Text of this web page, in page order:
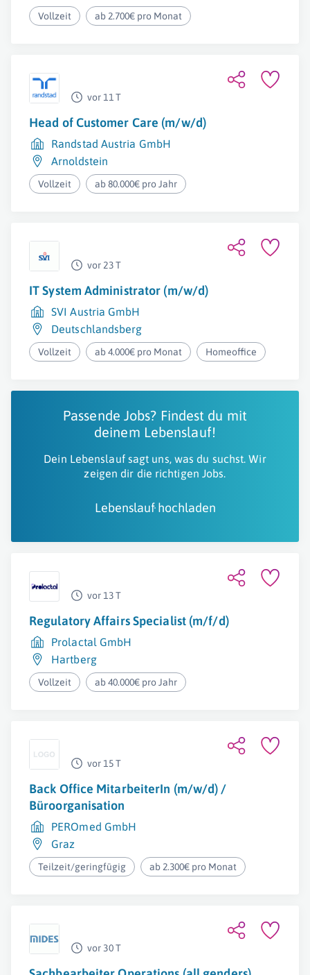
Vollzeit ab 2.700€ pro Monat
vor 11 T
Head of Customer Care (m/w/d)
Randstad Austria GmbH
Arnoldstein
Vollzeit ab 80.000€ pro Jahr
vor 23 T
IT System Administrator (m/w/d)
SVI Austria GmbH
Deutschlandsberg
Vollzeit ab 4.000€ pro Monat Homeoffice
Passende Jobs? Findest du mit
deinem Lebenslauf!
Dein Lebenslauf sagt uns, was du suchst. Wir
zeigen dir die richtigen Jobs.
Lebenslauf hochladen
vor 13 T
Regulatory Affairs Specialist (m/f/d)
Prolactal GmbH
Hartberg
Vollzeit ab 40.000€ pro Jahr
vor 15 T
Back Office MitarbeiterIn (m/w/d) /
Büroorganisation
PEROmed GmbH
Graz
Teilzeit/geringfügig ab 2.300€ pro Monat
vor 30 T